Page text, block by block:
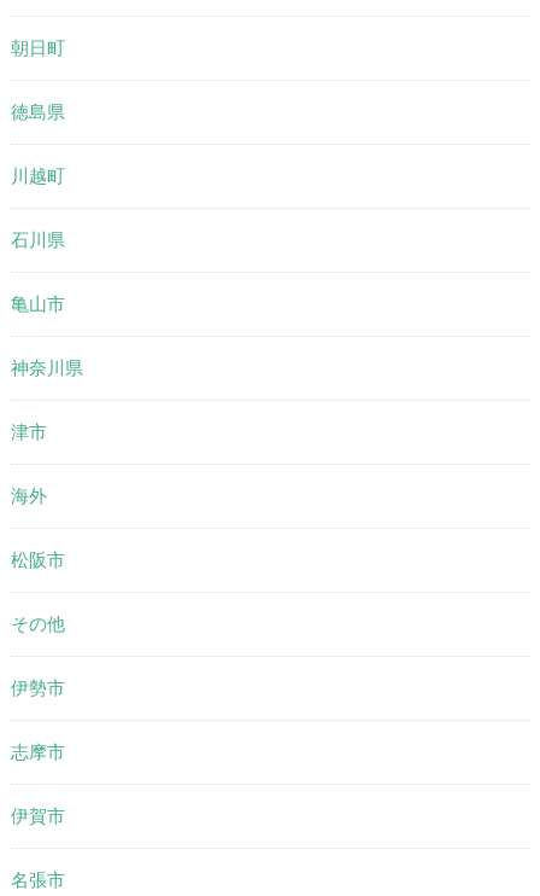
朝日町
徳島県
川越町
石川県
亀山市
神奈川県
津市
海外
松阪市
その他
伊勢市
志摩市
伊賀市
名張市